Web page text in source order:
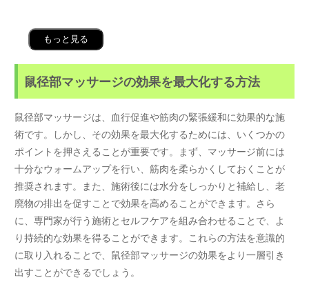
もっと見る
鼠径部マッサージの効果を最大化する方法
鼠径部マッサージは、血行促進や筋肉の緊張緩和に効果的な施
術です。しかし、その効果を最大化するためには、いくつかの
ポイントを押さえることが重要です。まず、マッサージ前には
十分なウォームアップを行い、筋肉を柔らかくしておくことが
推奨されます。また、施術後には水分をしっかりと補給し、老
廃物の排出を促すことで効果を高めることができます。さら
に、専門家が行う施術とセルフケアを組み合わせることで、よ
り持続的な効果を得ることができます。これらの方法を意識的
に取り入れることで、鼠径部マッサージの効果をより一層引き
出すことができるでしょう。